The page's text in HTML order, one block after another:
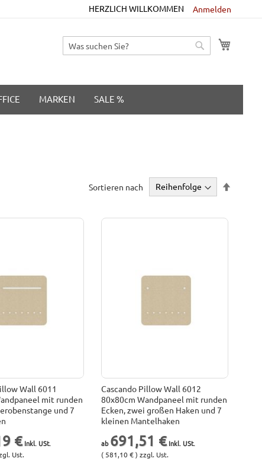
HERZLICH WILLKOMMEN Anmelden
Suche
MARKEN SALE %
Sortieren nach
Wall 6011
mit runden
und 7
€
Ust.
Cascando Pillow Wall 6012
80x80cm Wandpaneel mit runden
Ecken, zwei großen Haken und 7
kleinen Mantelhaken
691,51 €
( 581,10 € ) zzgl. Ust.